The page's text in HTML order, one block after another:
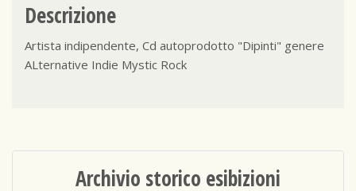
Descrizione
Artista indipendente, Cd autoprodotto "Dipinti" genere
ALternative Indie Mystic Rock
Archivio storico esibizioni